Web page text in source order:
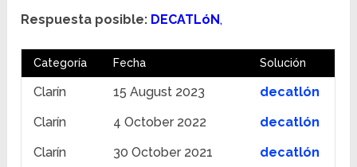
Respuesta posible: DECATLóN,
Categoría Fecha Solución
Clarín 15 August 2023
decatlón
Clarín
4 October 2022
decatlón
Clarín
30 October 2021
decatlón